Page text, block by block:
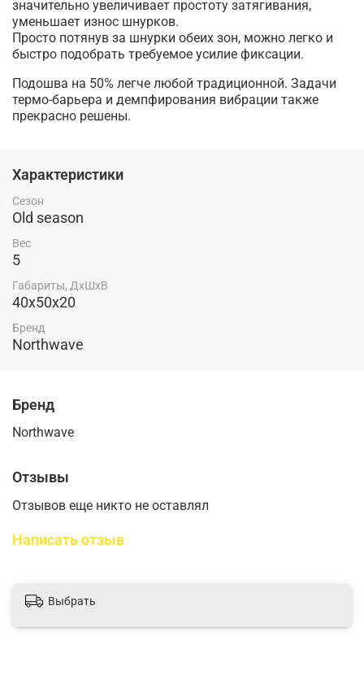
значительно увеличивает простоту затягивания,
уменьшает износ шнурков.
Просто потянув за шнурки обеих зон, можно легко и
быстро подобрать требуемое усилие фиксации.
Подошва на 50% легче любой традиционной. Задачи
термо-барьера и демпфирования вибрации также
прекрасно решены.
Характеристики
Сезон
Old season
Вес
5
Габариты, ДхШхВ
40х50х20
Бренд
Northwave
Бренд
Northwave
Отзывы
Отзывов еще никто не оставлял
Написать отзыв
Выбрать